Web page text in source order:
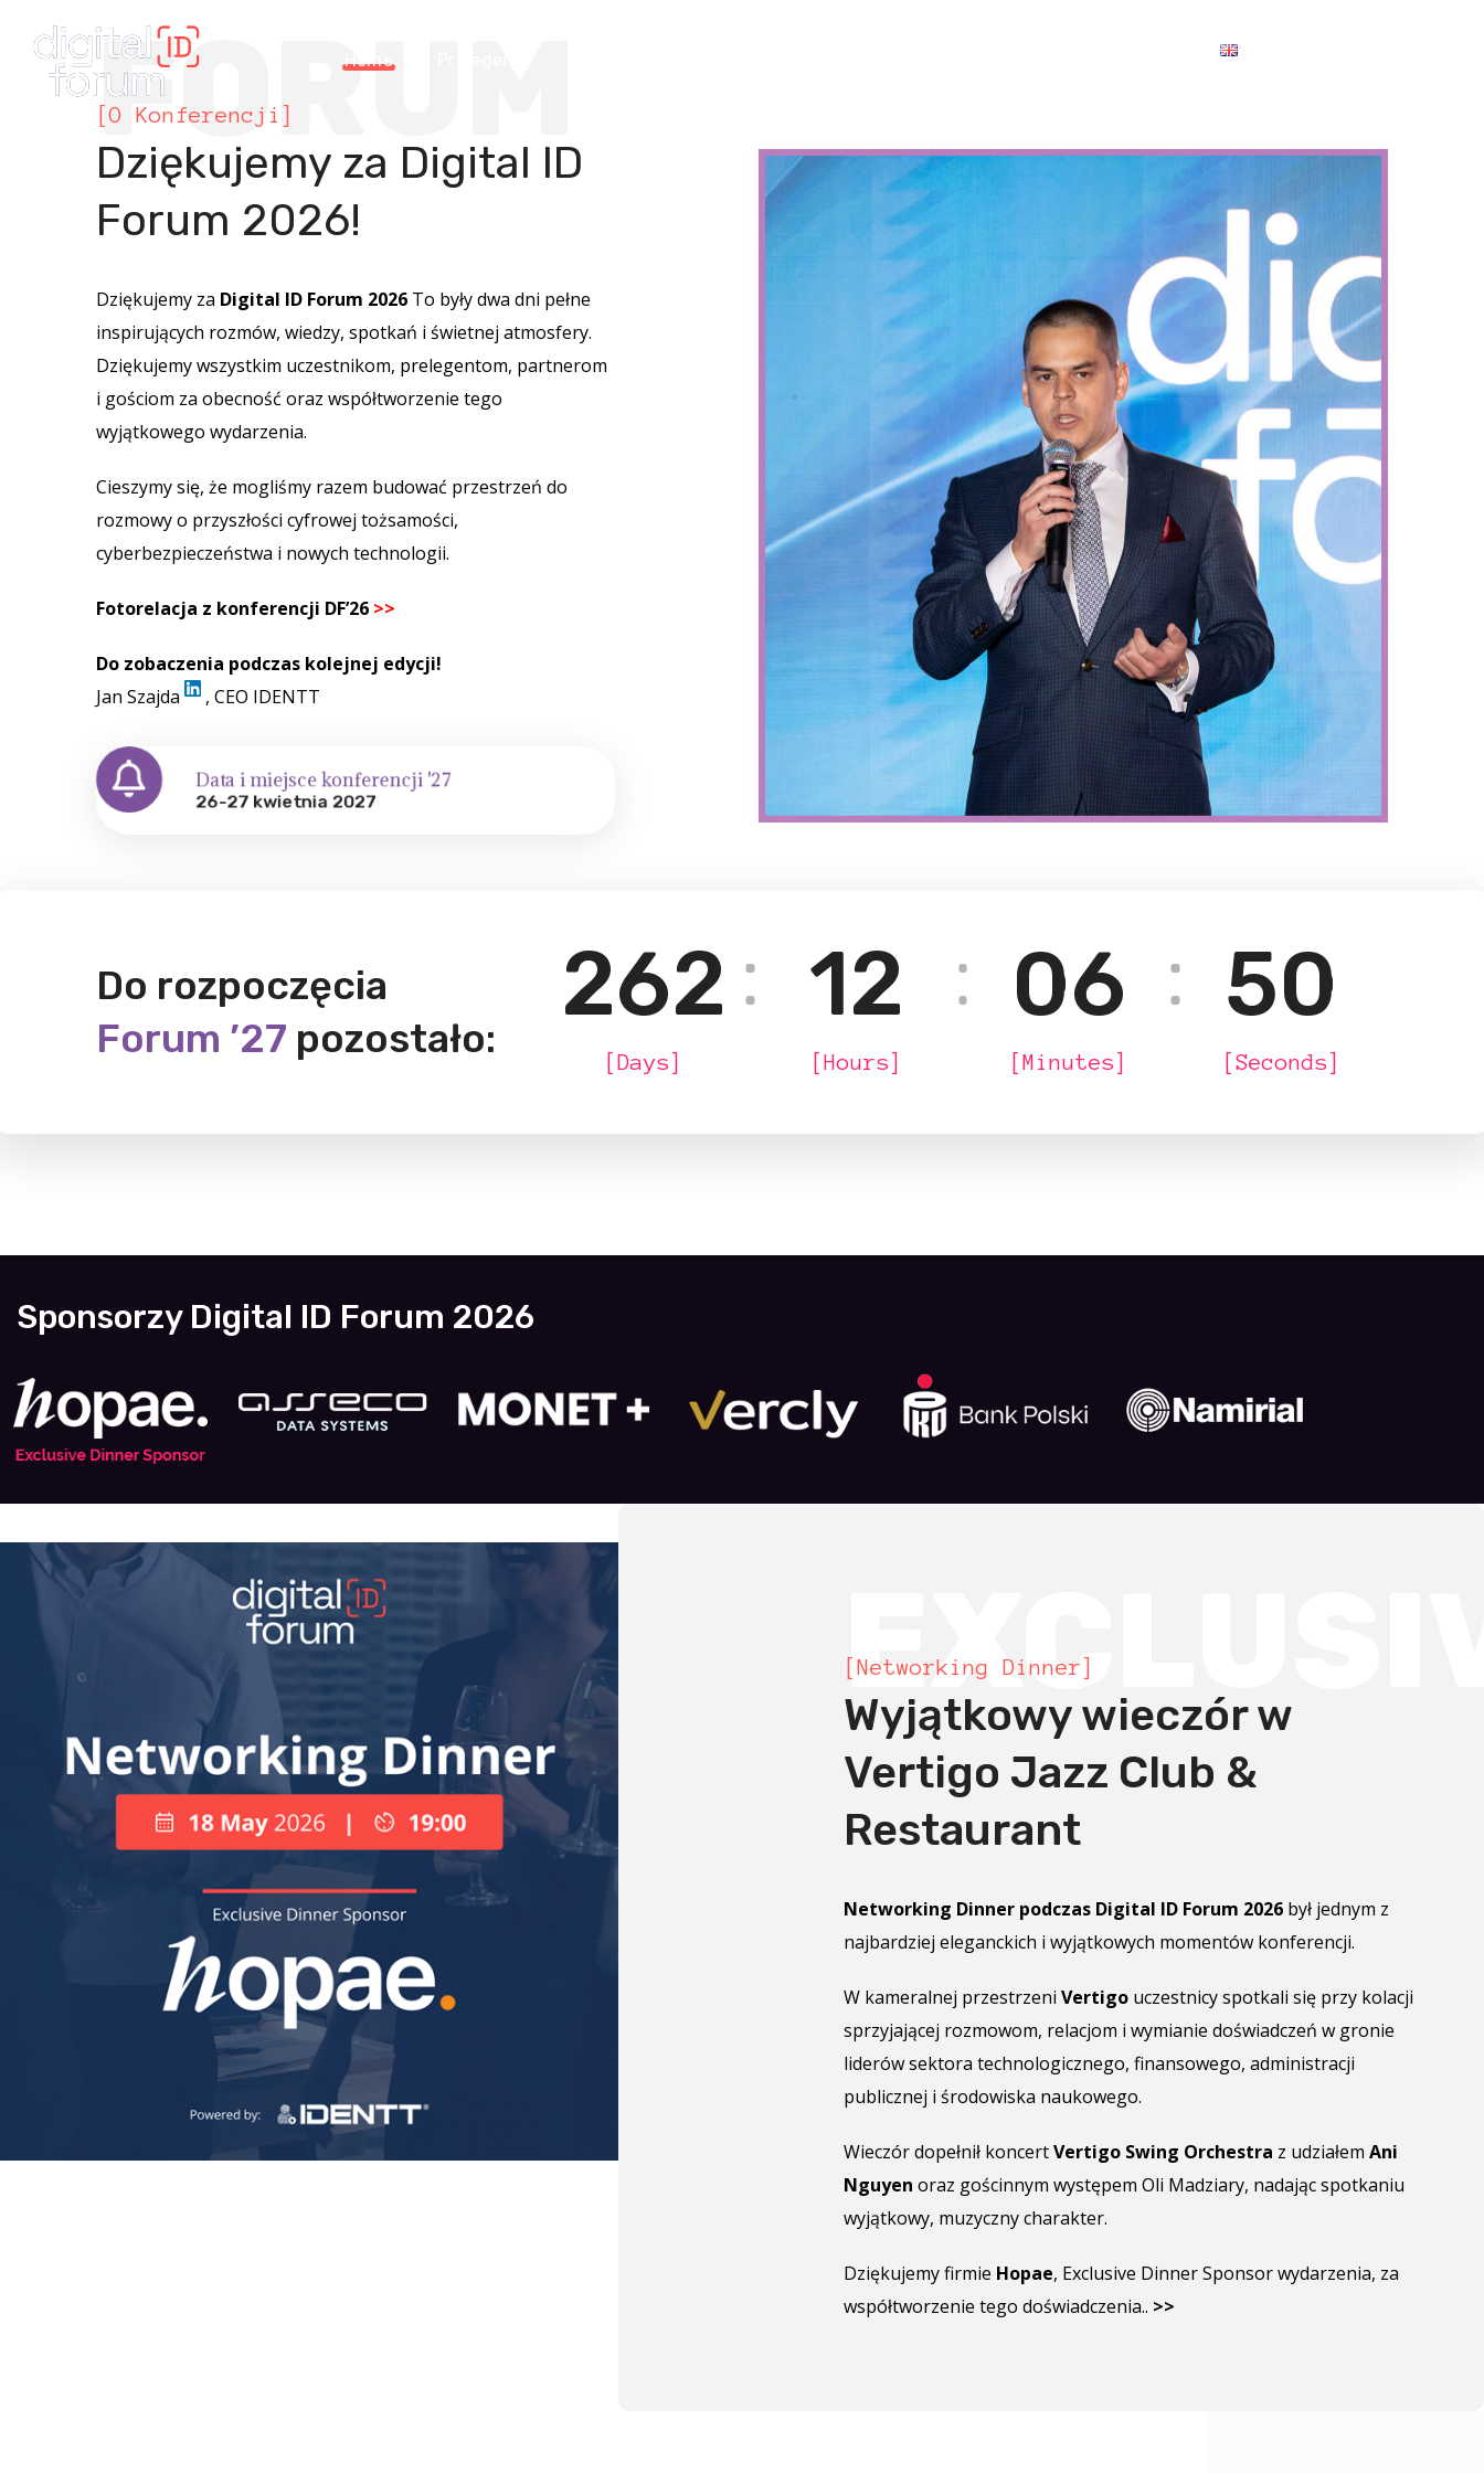
Home
FORUM
[O Konferencji]
Dziękujemy za Digital ID
Forum 2026!
Dziękujemy za Digital ID Forum 2026 To były dwa dni pełne
inspirujących rozmów, wiedzy, spotkań i świetnej atmosfery.
Dziękujemy wszystkim uczestnikom, prelegentom, partnerom
i gościom za obecność oraz współtworzenie tego
wyjątkowego wydarzenia.
Cieszymy się, że mogliśmy razem budować przestrzeń do
rozmowy o przyszłości cyfrowej tożsamości,
cyberbezpieczeństwa i nowych technologii.
Fotorelacja z konferencji DF’26 >>
Do zobaczenia podczas kolejnej edycji!
Jan Szajda
, CEO IDENTT
Data i miejsce konferencji '27
26-27 kwietnia 2027
Do rozpoczęcia
Forum ’27 pozostało:
262
[Days]
12
[Hours]
06
[Minutes]
49
[Seconds]
Sponsorzy Digital ID Forum 2026
[Networking Dinner]
Wyjątkowy wieczór w
Vertigo Jazz Club &
Restaurant
Networking Dinner podczas Digital ID Forum 2026był jednym z
najbardziej eleganckich i wyjątkowych momentów konferencji.
W kameralnej przestrzeni Vertigouczestnicy spotkali się przy kolacji
sprzyjającej rozmowom, relacjom i wymianie doświadczeń w gronie
liderów sektora technologicznego, finansowego, administracji
publicznej i środowiska naukowego.
Wieczór dopełnił koncertVertigo Swing Orchestra z udziałem Ani
Nguyen oraz gościnnym występem Oli Madziary, nadając spotkaniu
wyjątkowy, muzyczny charakter.
Dziękujemy firmie Hopae, Exclusive Dinner Sponsor wydarzenia, za
współtworzenie tego doświadczenia.. >>